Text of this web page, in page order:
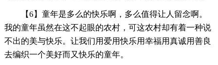
【6】童年是多么的快乐啊，多么值得让人留念啊。
我的童年虽然在这不起眼的农村，可这农村却有着一种说
不出的美与快乐。让我们用爱用快乐用幸福用真诚用善良
去编织一个美好而又快乐的童年。